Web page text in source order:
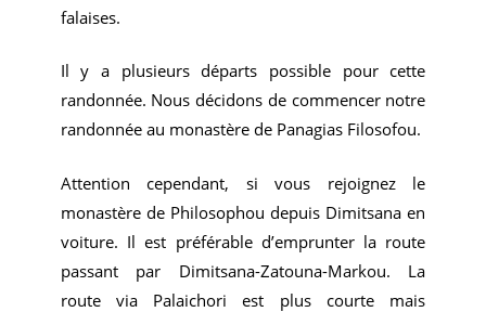
falaises.
Il y a plusieurs départs possible pour cette
randonnée. Nous décidons de commencer notre
randonnée au monastère de Panagias Filosofou.
Attention cependant, si vous rejoignez le
monastère de Philosophou depuis Dimitsana en
voiture. Il est préférable d’emprunter la route
passant par Dimitsana-Zatouna-Markou. La
route via Palaichori est plus courte mais